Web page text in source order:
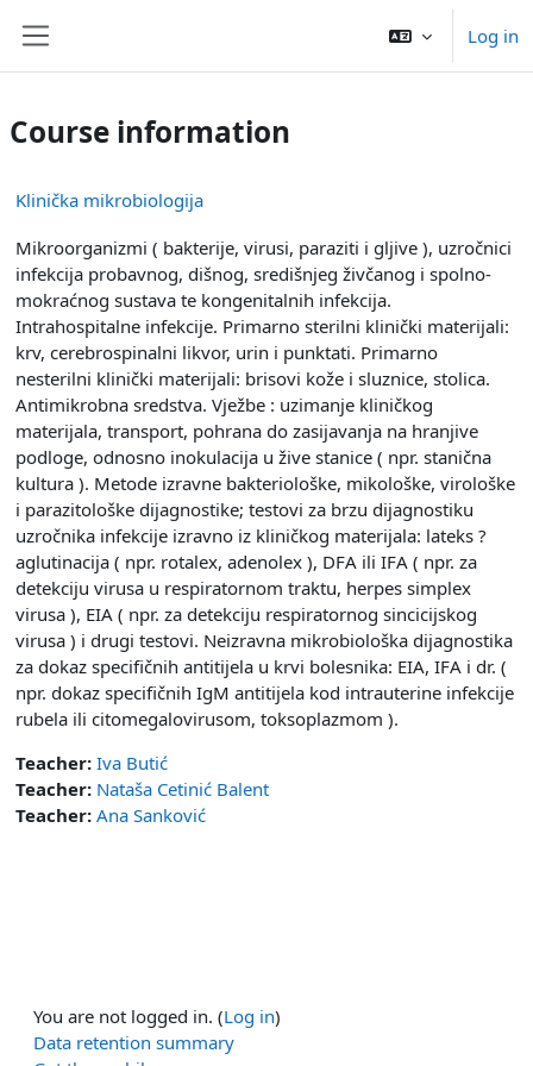
Log in
Course information
Klinička mikrobiologija
Mikroorganizmi ( bakterije, virusi, paraziti i gljive ), uzročnici
infekcija probavnog, dišnog, središnjeg živčanog i spolno-
mokraćnog sustava te kongenitalnih infekcija.
Intrahospitalne infekcije. Primarno sterilni klinički materijali:
krv, cerebrospinalni likvor, urin i punktati. Primarno
nesterilni klinički materijali: brisovi kože i sluznice, stolica.
Antimikrobna sredstva. Vježbe : uzimanje kliničkog
materijala, transport, pohrana do zasijavanja na hranjive
podloge, odnosno inokulacija u žive stanice ( npr. stanična
kultura ). Metode izravne bakteriološke, mikološke, virološke
i parazitološke dijagnostike; testovi za brzu dijagnostiku
uzročnika infekcije izravno iz kliničkog materijala: lateks ?
aglutinacija ( npr. rotalex, adenolex ), DFA ili IFA ( npr. za
detekciju virusa u respiratornom traktu, herpes simplex
virusa ), EIA ( npr. za detekciju respiratornog sincicijskog
virusa ) i drugi testovi. Neizravna mikrobiološka dijagnostika
za dokaz specifičnih antitijela u krvi bolesnika: EIA, IFA i dr. (
npr. dokaz specifičnih IgM antitijela kod intrauterine infekcije
rubela ili citomegalovirusom, toksoplazmom ).
Teacher: Iva Butić
Teacher: Nataša Cetinić Balent
Teacher: Ana Sanković
You are not logged in. (Log in)
Data retention summary